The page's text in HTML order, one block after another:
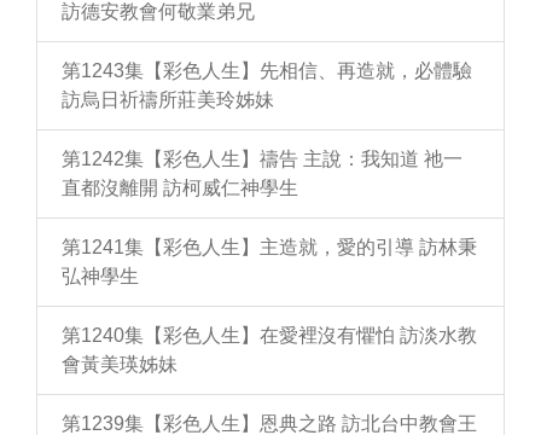
訪德安教會何敬業弟兄
第1243集【彩色人生】先相信、再造就，必體驗
訪烏日祈禱所莊美玲姊妹
第1242集【彩色人生】禱告 主說：我知道 祂一
直都沒離開 訪柯威仁神學生
第1241集【彩色人生】主造就，愛的引導 訪林秉
弘神學生
第1240集【彩色人生】在愛裡沒有懼怕 訪淡水教
會黃美瑛姊妹
第1239集【彩色人生】恩典之路 訪北台中教會王